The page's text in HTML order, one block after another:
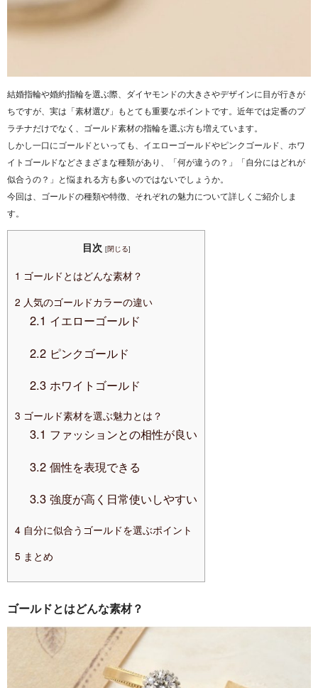
結婚指輪や婚約指輪を選ぶ際、ダイヤモンドの大きさやデザインに目が行きが
ちですが、実は「素材選び」もとても重要なポイントです。近年では定番のプ
ラチナだけでなく、ゴールド素材の指輪を選ぶ方も増えています。
しかし一口にゴールドといっても、イエローゴールドやピンクゴールド、ホワ
イトゴールドなどさまざまな種類があり、「何が違うの？」「自分にはどれが
似合うの？」と悩まれる方も多いのではないでしょうか。
今回は、ゴールドの種類や特徴、それぞれの魅力について詳しくご紹介しま
す。
目次 [閉じる]
1 ゴールドとはどんな素材？
2 人気のゴールドカラーの違い
2.1 イエローゴールド
2.2ピンクゴールド
2.3ホワイトゴールド
3 ゴールド素材を選ぶ魅力とは？
3.1 ファッションとの相性が良い
3.2個性を表現できる
3.3強度が高く日常使いしやすい
4 自分に似合うゴールドを選ぶポイント
5 まとめ
ゴールドとはどんな素材？